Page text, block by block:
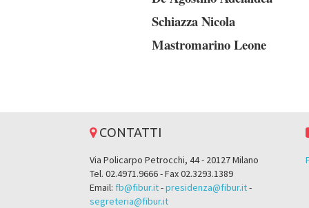
Schiazza Nicola
Mastromarino Leone
CONTATTI
Via Policarpo Petrocchi, 44 - 20127 Milano
Tel. 02.4971.9666 - Fax 02.3293.1389
Email: fb@fibur.it-presidenza@fibur.it-
segreteria@fibur.it